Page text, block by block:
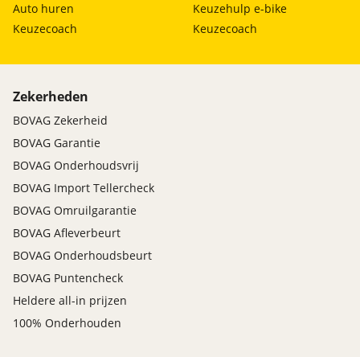
Auto huren
Keuzecoach
Keuzehulp e-bike
Keuzecoach
Zekerheden
BOVAG Zekerheid
BOVAG Garantie
BOVAG Onderhoudsvrij
BOVAG Import Tellercheck
BOVAG Omruilgarantie
BOVAG Afleverbeurt
BOVAG Onderhoudsbeurt
BOVAG Puntencheck
Heldere all-in prijzen
100% Onderhouden